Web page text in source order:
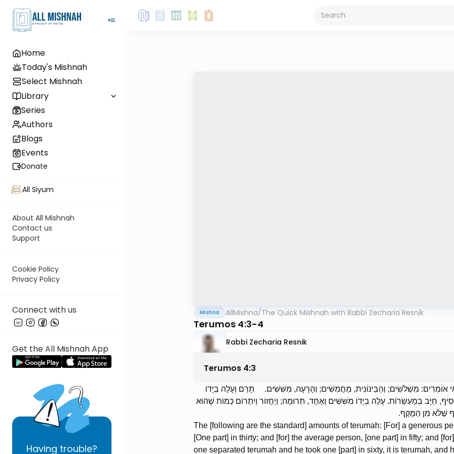
Home
Today's Mishnah
Select Mishnah
Library
Series
Authors
Blogs
Events
Donate
All Siyum
About All Mishnah
Contact us
Support
Cookie Policy
Privacy Policy
Connect with us
Get the All Mishnah App
Having trouble?
Mishna AllMishna/The Quick Mishnah with Rabbi Zecharia Resnik
Terumos 4:3-4
Rabbi Zecharia Resnik
Terumos 4:3
אוֹמְרִים: מִשְׁלֹשִׁים; וְהַבֵּינוֹנִית, מֵחֲמִשִּׁים; וְהָרָעָה, מִשִּׁשִּׁים. תָּרַם וְעָלָה בְיָדוֹ
חַיָּב בְּמַעַשְׂרוֹת. עָלָה בְיָדוֹ מִשִּׁשִּׁים וְאֶחָד, תְּרוּמָה; וְיַחֲזוֹר וְיִתְרוֹם כְּמוֹת שֶׁהוּא
שֶׁלֹּא מִן הַמֻּקָּף.
The [following are the standard] amounts of terumah: [For] a generous
[One part] in thirty; and [for] the average person, [one part] in fifty; and
one separated terumah and he took one [part] in sixty, it is terumah, and